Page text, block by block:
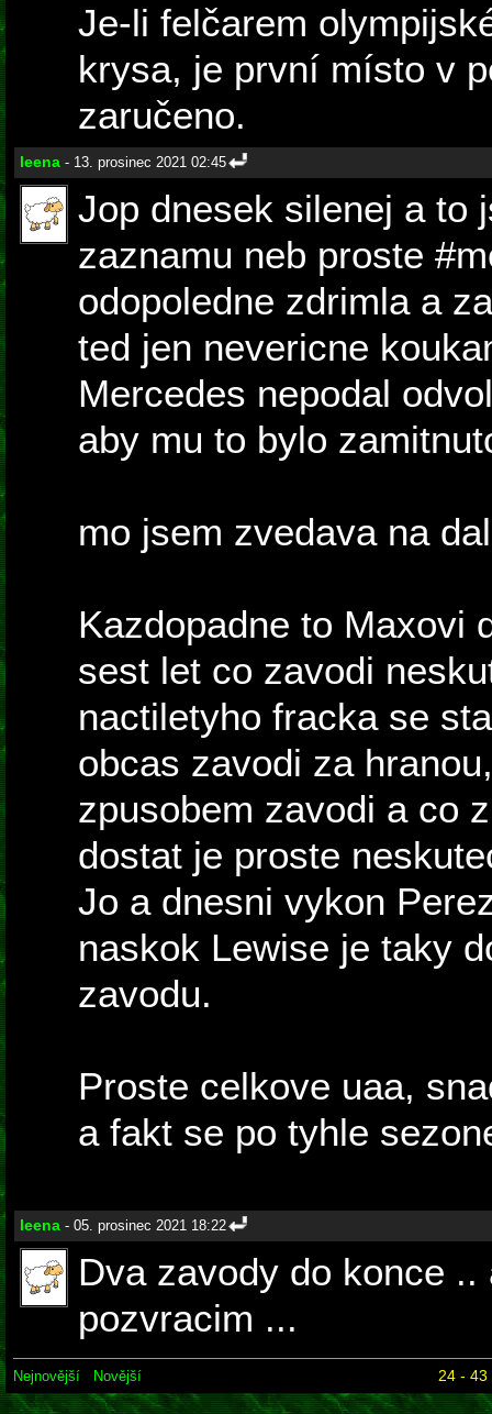
Je-li felčarem
krysa, je první místo v
zaručeno.
leena - 13. prosinec 2021 02:45
Jop dnesek silenej a to
zaznamu neb proste
odopoledne zdrimla a
ted jen nevericne
Mercedes nepodal
aby mu to bylo
mo jsem zvedava na
Kazdopadne to Maxovi
sest let co zavodi
nactiletyho fracka se
obcas zavodi za
zpusobem zavodi a co
dostat je proste
Jo a dnesni vykon
naskok Lewise je taky
zavodu.
Proste celkove uaa,
a fakt se po tyhle
leena - 05. prosinec 2021 18:22
Dva zavody do konce
pozvracim ...
Nejnovější Novější 24 - 43